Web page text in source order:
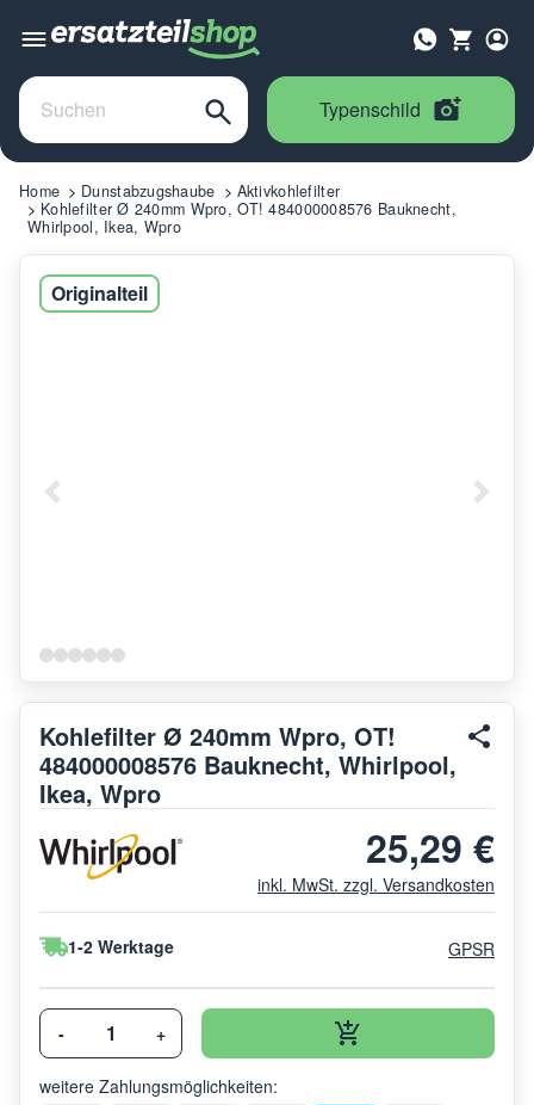
Typenschild
Home Dunstabzugshaube
Aktivkohlefilter
Kohlefilter Ø 240mm Wpro, OT! 484000008576 Bauknecht,
Whirlpool, Ikea, Wpro
Originalteil
Kohlefilter Ø 240mm Wpro, OT!
484000008576 Bauknecht, Whirlpool,
Ikea, Wpro
25,29 €
inkl. MwSt. zzgl. Versandkosten
1-2 Werktage GPSR
- +
weitere Zahlungsmöglichkeiten: